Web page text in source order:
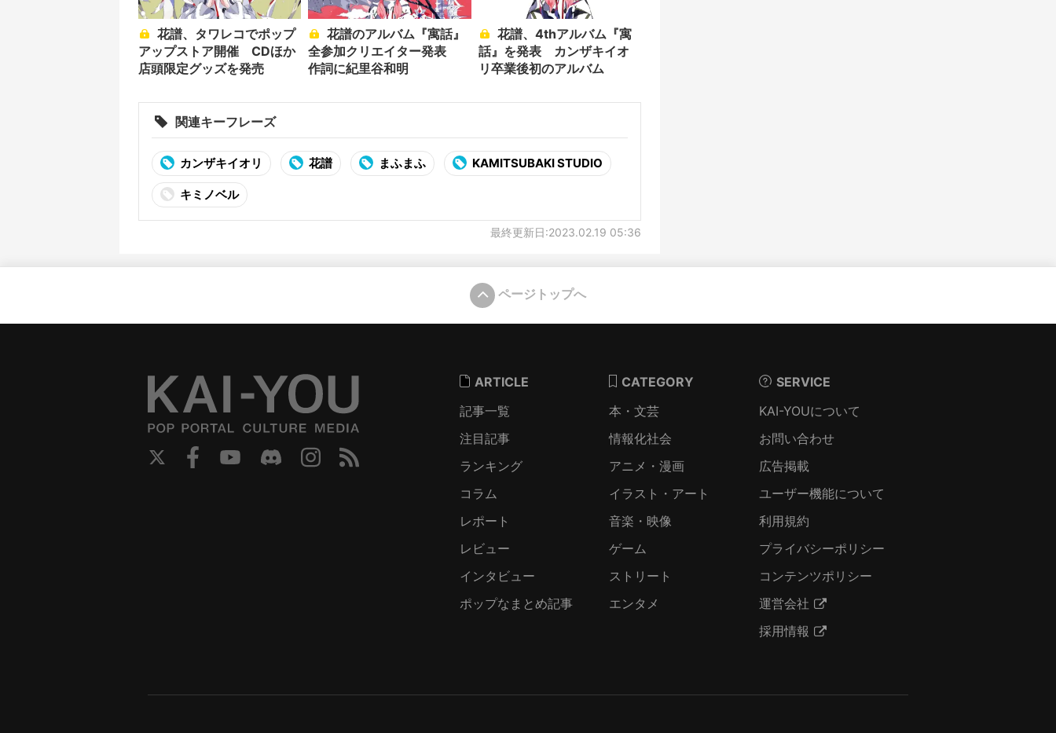
アップストア開催 CDほか
店頭限定グッズを発売
花譜のアルバム『寓話』
全参加クリエイター発表
作詞に紀里谷和明
話』を発表 カンザキイオ
リ卒業後初のアルバム
関連キーフレーズ
カンザキイオリ 花譜 まふまふ KAMITSUBAKI STUDIO
キミノベル
最終更新日:2023.02.19 05:36
ページトップへ
ARTICLE
記事一覧
注目記事
ランキング
コラム
レポート
レビュー
インタビュー
ポップなまとめ記事
CATEGORY
本・文芸
情報化社会
アニメ・漫画
イラスト・アート
音楽・映像
ゲーム
ストリート
エンタメ
SERVICE
KAI-YOUについて
お問い合わせ
広告掲載
ユーザー機能について
利用規約
プライバシーポリシー
コンテンツポリシー
運営会社
採用情報